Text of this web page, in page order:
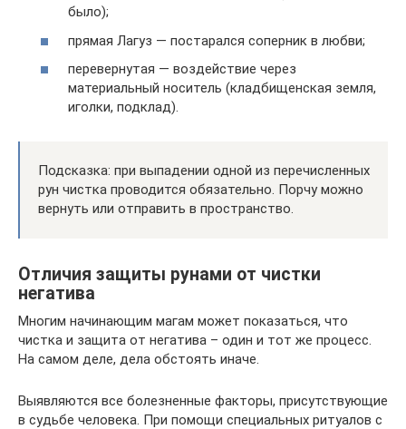
было);
прямая Лагуз — постарался соперник в любви;
перевернутая — воздействие через
материальный носитель (кладбищенская земля,
иголки, подклад).
Подсказка: при выпадении одной из перечисленных
рун чистка проводится обязательно. Порчу можно
вернуть или отправить в пространство.
Отличия защиты рунами от чистки
негатива
Многим начинающим магам может показаться, что
чистка и защита от негатива – один и тот же процесс.
На самом деле, дела обстоять иначе.
Выявляются все болезненные факторы, присутствующие
в судьбе человека. При помощи специальных ритуалов с